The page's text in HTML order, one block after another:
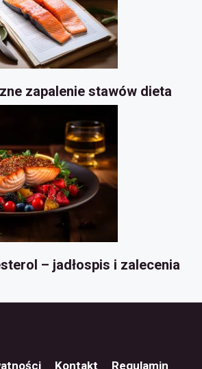
zapalenie stawów dieta
– jadłospis i zalecenia
Kontakt Regulamin